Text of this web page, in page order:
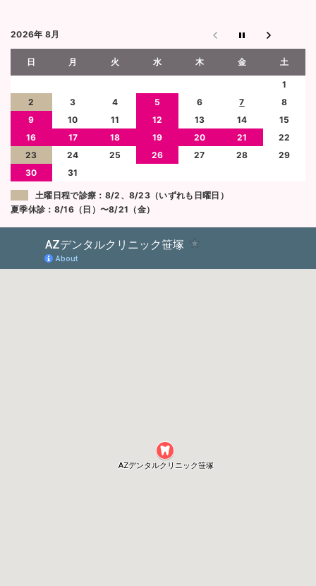
2026年 8月
日 月 火 水 木 金 土
1
2
3 4 5 6 7
8
9
10 11 12 13 14
15
16
17 18 19 20 21
22
23
24 25 26 27 28
29
30
31
土曜日程で診療：8/2、8/23（いずれも日曜日）
夏季休診：8/16（日）〜8/21（金）